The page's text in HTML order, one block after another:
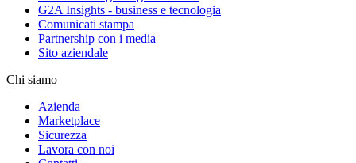
G2A Insights - business e tecnologia
Comunicati stampa
Partnership con i media
Sito aziendale
Chi siamo
Azienda
Marketplace
Sicurezza
Lavora con noi